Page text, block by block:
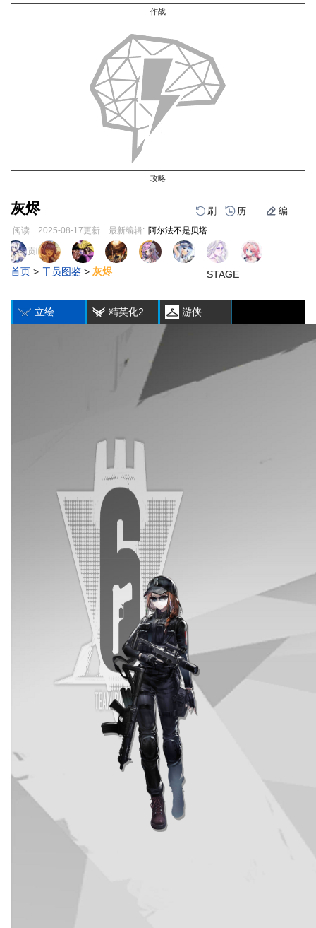
作战
攻略
灰烬 刷 历 编
阅读 2025-08-17更新 最新编辑: 阿尔法不是贝塔
跳
到
导
跳
到
搜
页面贡献者 :
首页 > 干员图鉴 > 灰烬
立绘 精英化2 游侠
1
STAGE
2
STAGE
3
STAGE
1
STAGE
2
STAGE
3
STAGE